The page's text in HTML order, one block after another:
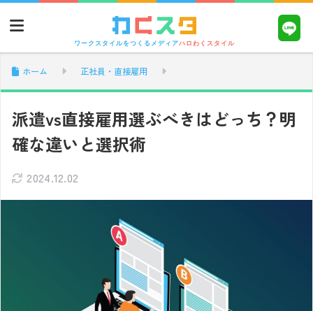
ワークスタイルをつくるメディアハロわくスタイル
ホーム 正社員・直接雇用
派遣vs直接雇用選ぶべきはどっち？明
確な違いと選択術
2024.12.02